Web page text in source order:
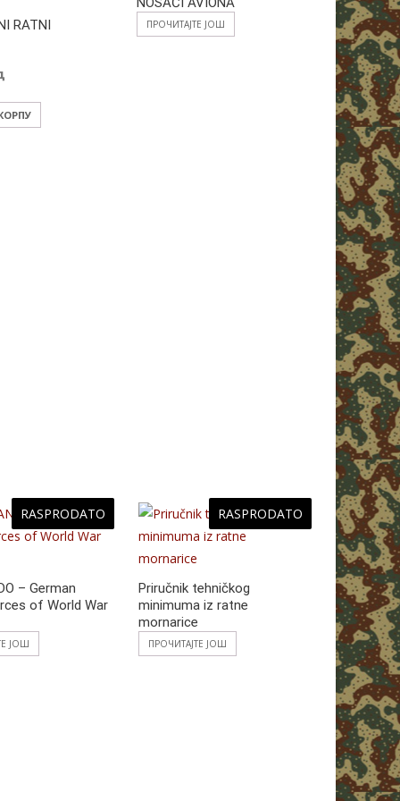
RATNI
ПРОЧИТАЈТЕ ЈОШ
RASPRODATO
– German
of World War
ЈОШ
RASPRODATO
Priručnik tehničkog
minimuma iz ratne
mornarice
ПРОЧИТАЈТЕ ЈОШ
2.400
ДОДАЈ У